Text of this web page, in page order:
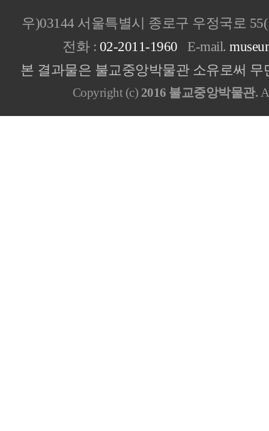
우)03144 서울특별시 종로구 우정국로
전화 : 02-2011-1960 E-mail.
본 결과물은 불교중앙박물관 소유로써
Copyright (c) 2016 불교중앙박물관.